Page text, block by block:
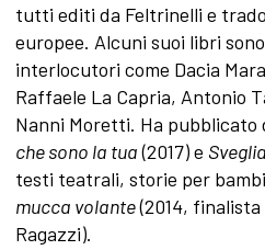
tutti editi da Feltrinelli e
europee. Alcuni suoi libri
interlocutori come Dacia
Raffaele La Capria, Antonio
Nanni Moretti. Ha pubblicato
che sono la tua(2017) e
testi teatrali, storie per
mucca volante(2014, finalista
Ragazzi).